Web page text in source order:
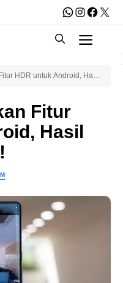
WhatsApp
X
HDR untuk Android, Hasil
Fitur
Hasil